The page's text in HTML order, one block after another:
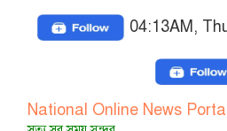
04:13AM,
Online News Portal of